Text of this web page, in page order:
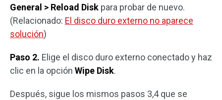
General > Reload Disk para probar de nuevo.
(Relacionado: El disco duro externo no aparece
solución)
Paso 2. Elige el disco duro externo conectado y haz
clic en la opción Wipe Disk.
Después, sigue los mismos pasos 3,4 que se